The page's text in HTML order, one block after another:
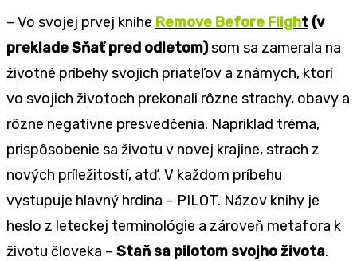
– Vo svojej prvej knihe Remove Before Flight (v
preklade Sňať pred odletom)som sa zamerala na
životné príbehy svojich priateľov a známych, ktorí
vo svojich životoch prekonali rôzne strachy, obavy a
rôzne negatívne presvedčenia. Napríklad tréma,
prispôsobenie sa životu v novej krajine, strach z
nových príležitostí, atď. V každom príbehu
vystupuje hlavný hrdina – PILOT. Názov knihy je
heslo z leteckej terminológie a zároveň metafora k
životu človeka – Staň sa pilotom svojho života.